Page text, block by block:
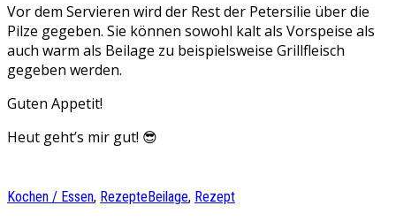
Vor dem Servieren wird der Rest der Petersilie über die
Pilze gegeben. Sie können sowohl kalt als Vorspeise als
auch warm als Beilage zu beispielsweise Grillfleisch
gegeben werden.
Guten Appetit!
Heut geht’s mir gut! 😎
Kochen / Essen, RezepteBeilage, Rezept